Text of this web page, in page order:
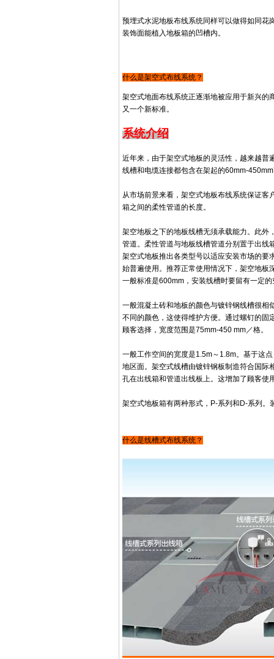
预埋式水泥地板布线系统同样可以做得如同花
装饰面能植入地板箱的凹槽内。
什么是架空式布线系统？
架空式地面布线系统正逐渐地被应用于新兴的
又一个新标准。
系统介绍
近年来，由于架空式地板的灵活性，越来越普
线槽和电缆连接都包含在架起的60mm-
从市场前景来看，架空式地板布线系统保证
箱之间的柔性管道的长度。
架空地板之下的地板线槽无须承载能力。此外
管道。柔性管道与地板线槽管道分别置于出线
架空式地板推出各类型号以适应安装市场的
始普遍使用。推荐正常使用情况下，架空地
一般标准是600mm，安装线槽时要留有一定
一般混凝土砖和地板的颜色与镀锌钢线槽很相
不同的颜色，这使得维护方便。通过螺钉的
顾客选择，宽度范围是75mm-450 mm／格。
一般工作空间的宽度是1.5m～1.8m。基于这
地区面。架空式线槽由镀锌钢板制造符合国
孔在出线箱和管道出线板上。这增加了顾客使
架空式地板箱有两种形式，P-系列和D-系列
什么是线槽式布线系统？